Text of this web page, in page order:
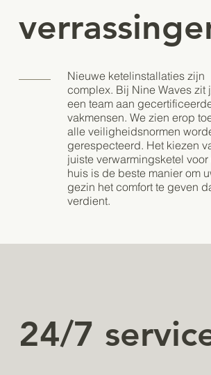
Nieuwe ketelinstallaties zijn
complex. Bij Nine Waves zit
een team aan
vakmensen. We zien erop
alle veiligheidsnormen
gerespecteerd. Het kiezen
juiste verwarmingsketel voor
huis is de beste manier om
gezin het comfort te geven
verdient.
24/7